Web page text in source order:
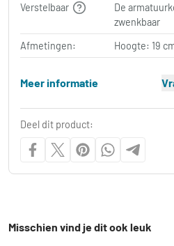
Verstelbaar
De
zwenkbaar
Afmetingen:
Hoogte: 19
Meer informatie
Deel dit product:
Misschien vind je dit ook leuk